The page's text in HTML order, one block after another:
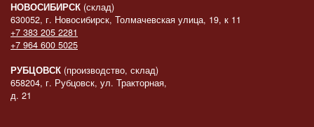
НОВОСИБИРСК (склад)
630052, г. Новосибирск, Толмачевская улица, 19, к 11
+7 383 205 2281
+7 964 600 5025
РУБЦОВСК (производство, склад)
658204, г. Рубцовск, ул. Тракторная,
д. 21